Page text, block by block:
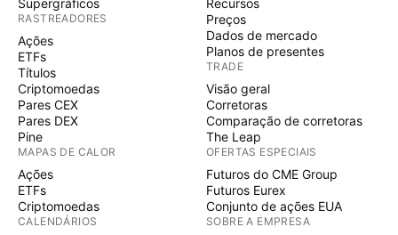
Supergráficos
RASTREADORES
Ações
ETFs
Títulos
Criptomoedas
Pares CEX
Pares DEX
Pine
MAPAS DE CALOR
Ações
ETFs
Criptomoedas
CALENDÁRIOS
Recursos
Preços
Dados de mercado
Planos de presentes
TRADE
Visão geral
Corretoras
Comparação de corretoras
The Leap
OFERTAS ESPECIAIS
Futuros do CME Group
Futuros Eurex
Conjunto de ações EUA
SOBRE A EMPRESA